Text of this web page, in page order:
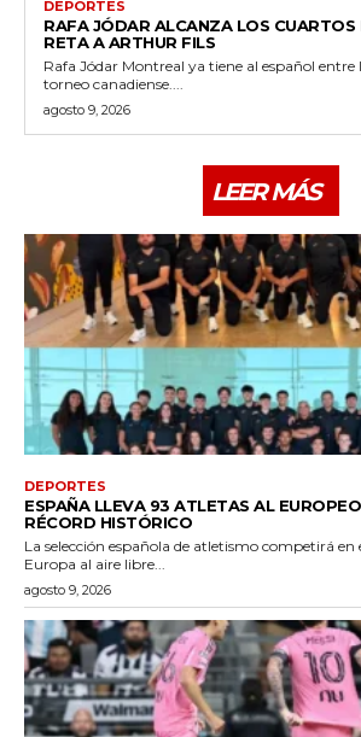
DEPORTES
RAFA JÓDAR ALCANZA LOS CUARTOS
RETA A ARTHUR FILS
Rafa Jódar Montreal ya tiene al español entre
torneo canadiense....
agosto 9, 2026
LEER MÁS
DEPORTES
ESPAÑA LLEVA 93 ATLETAS AL
RÉCORD HISTÓRICO
La selección española de atletismo competirá
Europa al aire libre...
agosto 9, 2026